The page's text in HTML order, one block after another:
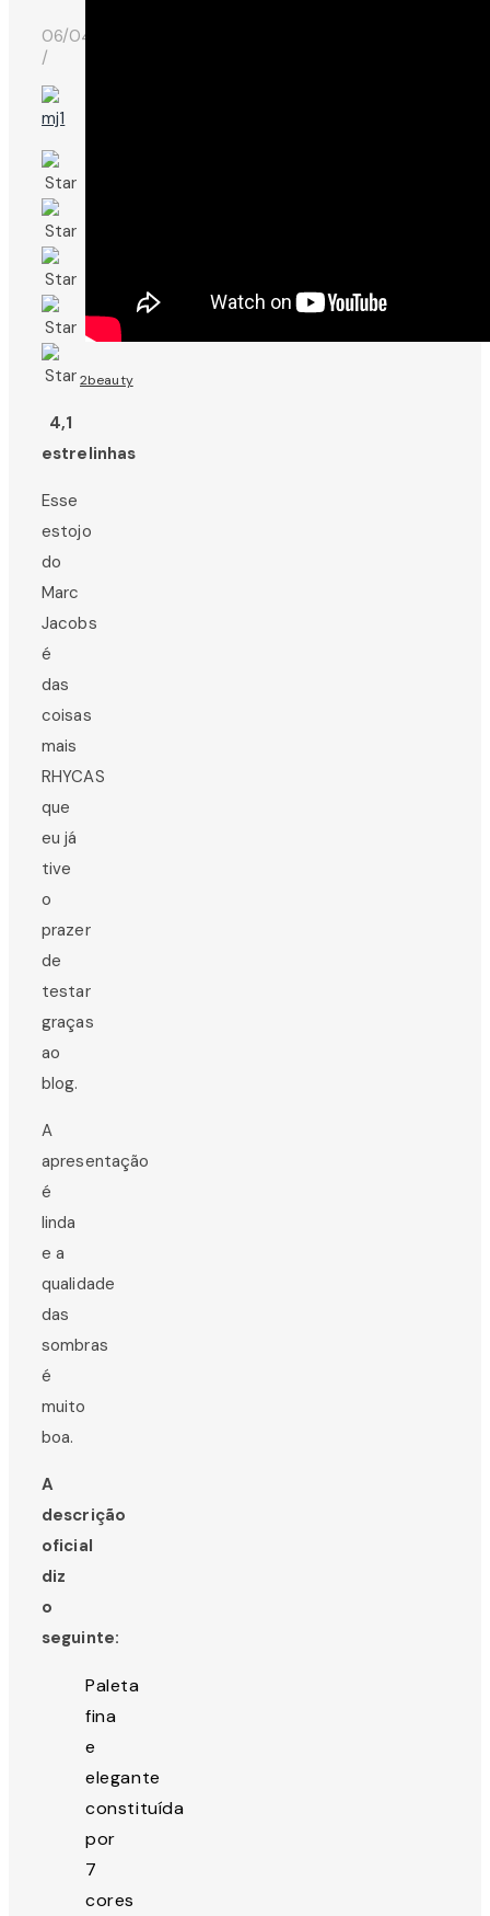
06/04/2015
/
4,1
estrelinhas
Esse
estojo
do
Marc
Jacobs
é
das
coisas
mais
RHYCAS
que
eu já
tive
o
prazer
de
testar
graças
ao
blog.
A
apresentação
é
linda
e a
qualidade
das
sombras
é
muito
boa.
A
descrição
oficial
diz
o
seguinte:
Paleta
fina
e
elegante
constituída
por
7
cores
2beauty